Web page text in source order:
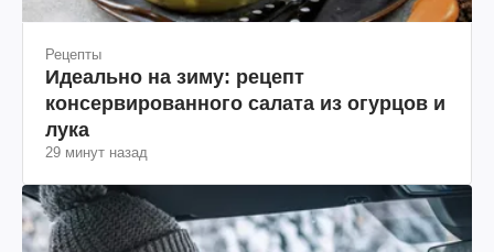
Рецепты
Идеально на зиму: рецепт
консервированного салата из огурцов и
лука
29 минут назад